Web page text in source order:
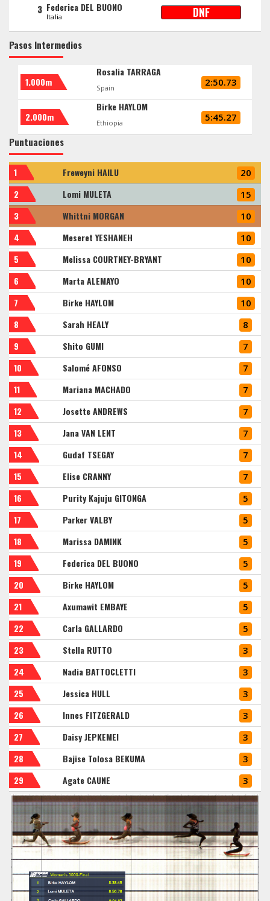
3 Federica DEL BUONO
Italia DNF
Pasos Intermedios
1.000m
Rosalia TARRAGA
Spain 2:50.73
2.000m
Birke HAYLOM
Ethiopia 5:45.27
Puntuaciones
1 Freweyni HAILU 20
2 Lomi MULETA 15
3 Whittni MORGAN 10
4 Meseret YESHANEH 10
5 Melissa COURTNEY-BRYANT 10
6 Marta ALEMAYO 10
7 Birke HAYLOM 10
8 Sarah HEALY 8
9 Shito GUMI 7
10 Salomé AFONSO 7
11 Mariana MACHADO 7
12 Josette ANDREWS 7
13 Jana VAN LENT 7
14 Gudaf TSEGAY 7
15 Elise CRANNY 7
16 Purity Kajuju GITONGA 5
17 Parker VALBY 5
18 Marissa DAMINK 5
19 Federica DEL BUONO 5
20 Birke HAYLOM 5
21 Axumawit EMBAYE 5
22 Carla GALLARDO 5
23 Stella RUTTO 3
24 Nadia BATTOCLETTI 3
25 Jessica HULL 3
26 Innes FITZGERALD 3
27 Daisy JEPKEMEI 3
28 Bajise Tolosa BEKUMA 3
29 Agate CAUNE 3